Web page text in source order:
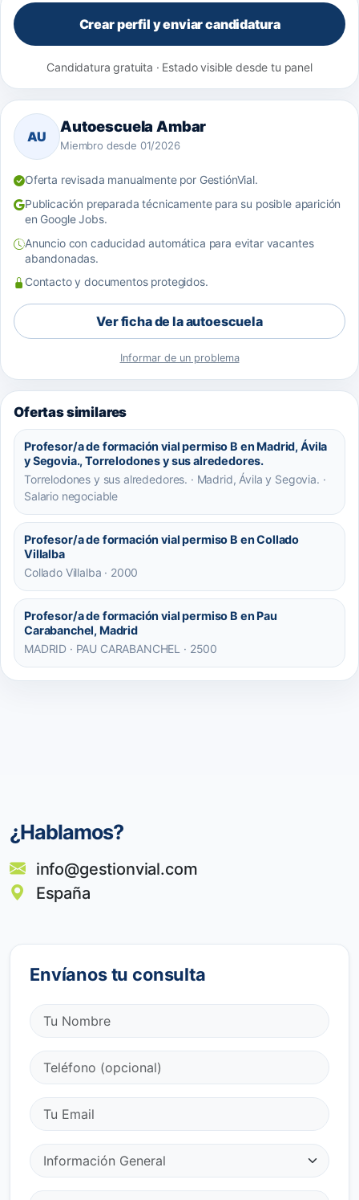
Crear perfil y enviar candidatura
Candidatura gratuita · Estado visible desde tu panel
AU
Autoescuela Ambar
Miembro desde 01/2026
Oferta revisada manualmente por GestiónVial.
Publicación preparada técnicamente para su posible aparición
en Google Jobs.
Anuncio con caducidad automática para evitar vacantes
abandonadas.
Contacto y documentos protegidos.
Ver ficha de la autoescuela
Informar de un problema
Ofertas similares
Profesor/a de formación vial permiso B en Madrid, Ávila
y Segovia., Torrelodones y sus alrededores.
Torrelodones y sus alrededores. · Madrid, Ávila y Segovia. ·
Salario negociable
Profesor/a de formación vial permiso B en Collado
Villalba
Collado Villalba · 2000
Profesor/a de formación vial permiso B en Pau
Carabanchel, Madrid
MADRID · PAU CARABANCHEL · 2500
¿Hablamos?
info@gestionvial.com
España
Envíanos tu consulta